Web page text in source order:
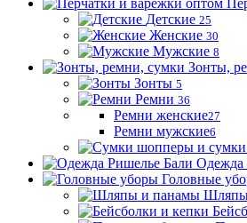
Детские 25
Женские 30
Мужские 8
Зонты,
Зонты 5
Ремни 36
Ремни женские27
Ремни мужские6
Одежда
Головные